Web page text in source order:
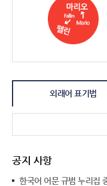
외래어 표기법
공지 사항
한국어 어문 규범 누리집